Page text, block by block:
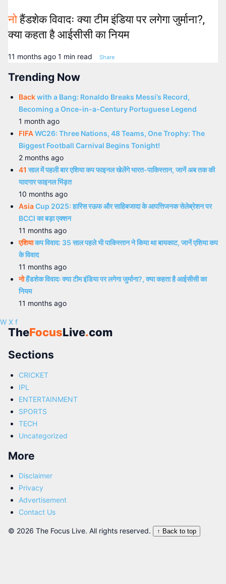
नोहैंडशेक विवादः क्या टीम इंडिया पर लगेगा जुर्माना?,
क्या कहता है आईसीसी का नियम
11 months ago 1 min read Share
Trending Now
Backwith a Bang: Ronaldo Breaks Messi’s Record,
Becoming a Once-in-a-Century Portuguese Legend
1 month ago
FIFAWC26: Three Nations, 48 Teams, One Trophy: The
Biggest Football Carnival Begins Tonight!
2 months ago
41 साल में पहली बार एशिया कप फाइनल खेलेंगे भारत-पाकिस्तान, जानें अब तक की
यादगार फाइनल भिंड़त
10 months ago
AsiaCup 2025: हारिस रऊफ और साहिबजादा के आपत्तिजनक सेलेब्रेशन पर
BCCI का बड़ा एक्शन
11 months ago
एशियाकप विवाद: 35 साल पहले भी पाकिस्तान ने किया था बायकाट, जानें एशिया कप
के विवाद
11 months ago
नोहैंडशेक विवादः क्या टीम इंडिया पर लगेगा जुर्माना?, क्या कहता है आईसीसी का
नियम
11 months ago
W X f
TheFocusLive.com
Sections
CRICKET
IPL
ENTERTAINMENT
SPORTS
TECH
Uncategorized
More
Disclaimer
Privacy
Advertisement
Contact Us
© 2026 The Focus Live. All rights reserved. ↑ Back to top